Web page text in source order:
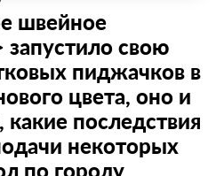
швейное
свою
пиджачков в
цвета, оно и
последствия
некоторых
по городу